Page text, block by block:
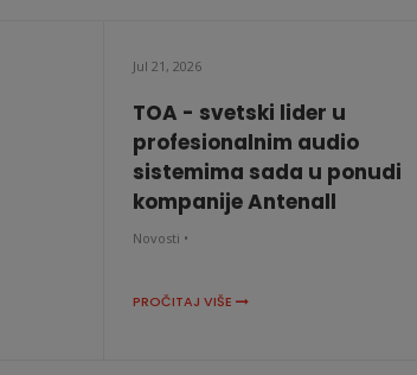
Jul 21, 2026
TOA - svetski lider u
profesionalnim audio
sistemima sada u ponudi
kompanije Antenall
Novosti •
PROČITAJ VIŠE